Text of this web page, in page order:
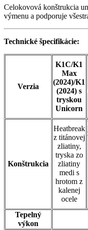
Celokovová konštrukcia
výmenu a podporuje
Technické špecifikácie:
Verzia
K1C/K1
Max
(2024)/K1
(2024) s
tryskou
Unicorn
Konštrukcia
Heatbreak
z titánovej
zliatiny,
tryska zo
zliatiny
medi s
hrotom z
kalenej
ocele
Tepelný
výkon